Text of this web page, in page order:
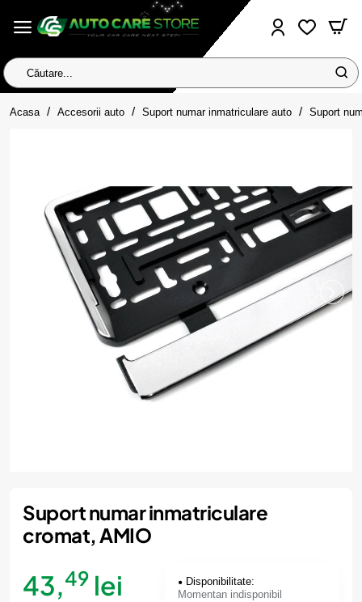
Căutare...
Acasa homeAccesorii auto Suport numar inmatriculare auto Suport
Momentan indisponibil
Suport numar inmatriculare
cromat, AMIO
43,49 lei
Disponibilitate:
Momentan indisponibil